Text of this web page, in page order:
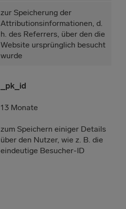
zur Speicherung der
Attributionsinformationen, d.
h. des Referrers, über den die
Website ursprünglich besucht
wurde
_pk_id
13 Monate
zum Speichern einiger Details
über den Nutzer, wie z. B. die
eindeutige Besucher-ID